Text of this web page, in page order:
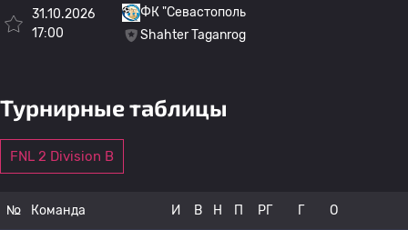
31.10.2026
17:00
ФК "Севастополь
Shahter Taganrog
Турнирные таблицы
FNL 2 Division B
№ Команда И В Н П РГ Г О